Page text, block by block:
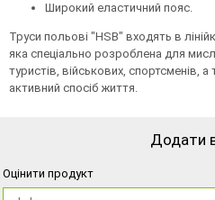
Широкий еластичний пояс.
Труси польові "HSB" входять в
яка спеціально розроблена для
туристів, військових, спортсменів,
активний спосіб життя.
Додати
Оцінити продукт